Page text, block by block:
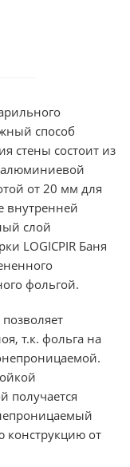
способ
стены состоит из
алюминиевой
от 20 мм для
внутренней
слой
LOGICPIR Баня
фольгой.
т.к. фольга на
получается
от